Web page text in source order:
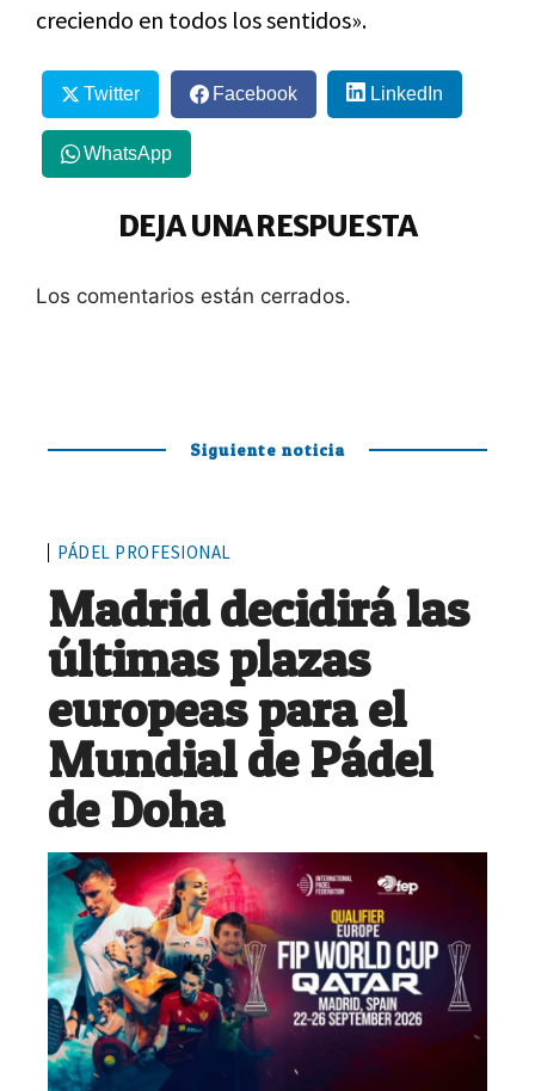
creciendo en todos los sentidos».
Twitter Facebook LinkedIn
WhatsApp
DEJA UNA RESPUESTA
Los comentarios están cerrados.
Siguiente noticia
PÁDEL PROFESIONAL
Madrid decidirá las
últimas plazas
europeas para el
Mundial de Pádel
de Doha